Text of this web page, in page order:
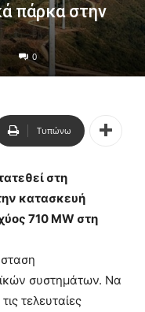
πάρκα στην
0
Τυπώνω
στη
κατασκευή
710 MW στη
συστημάτων. Να
τελευταίες